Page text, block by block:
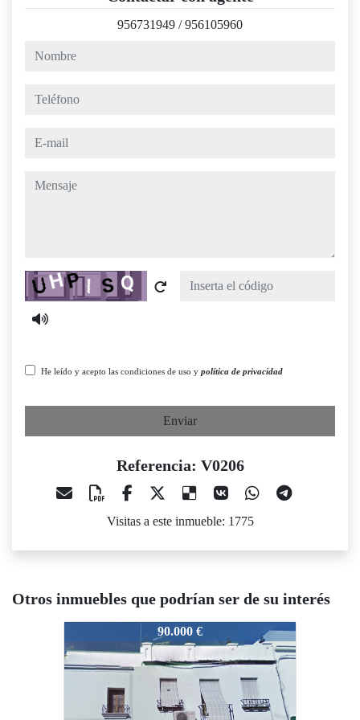
956731949 /956105960
nombre
teléfono
e-mail
mensaje
Captcha
He leído y acepto las condiciones de uso y política de privacidad
Enviar
Referencia: V0206
Visitas a este inmueble: 1775
Otros inmuebles que podrían ser de su interés
90.000 €
V0206 90.000 €